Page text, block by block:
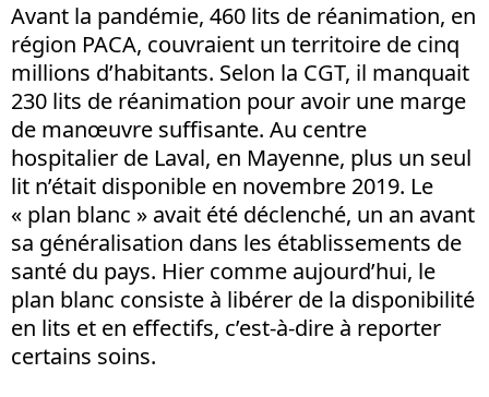
Avant la pandémie, 460 lits de réanimation, en
région PACA, couvraient un territoire de cinq
millions d’habitants. Selon la CGT, il manquait
230 lits de réanimation pour avoir une marge
de manœuvre suffisante. Au centre
hospitalier de Laval, en Mayenne, plus un seul
lit n’était disponible en novembre 2019. Le
« plan blanc » avait été déclenché, un an avant
sa généralisation dans les établissements de
santé du pays. Hier comme aujourd’hui, le
plan blanc consiste à libérer de la disponibilité
en lits et en effectifs, c’est-à-dire à reporter
certains soins.